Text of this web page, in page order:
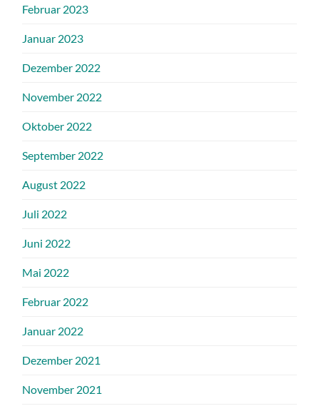
Februar 2023
Januar 2023
Dezember 2022
November 2022
Oktober 2022
September 2022
August 2022
Juli 2022
Juni 2022
Mai 2022
Februar 2022
Januar 2022
Dezember 2021
November 2021